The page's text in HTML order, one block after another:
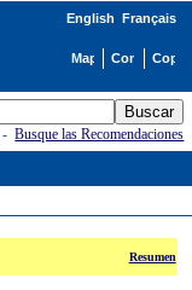
English Français
-Busque las Recomendaciones
Resumen